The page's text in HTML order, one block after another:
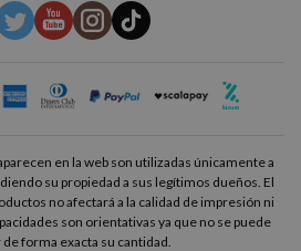
en la web son utilizadas únicamente a
su propiedad a sus legítimos dueños. El
no afectará a la calidad de impresión ni
son orientativas ya que no se puede
forma exacta su cantidad.